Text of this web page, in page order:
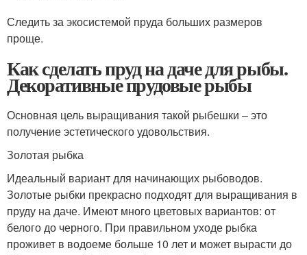
Следить за экосистемой пруда больших размеров
проще.
Как сделать пруд на даче для рыбы.
Декоративные прудовые рыбы
Основная цель выращивания такой рыбешки – это
получение эстетического удовольствия.
Золотая рыбка
Идеальный вариант для начинающих рыбоводов.
Золотые рыбки прекрасно подходят для выращивания в
пруду на даче. Имеют много цветовых вариантов: от
белого до черного. При правильном уходе рыбка
проживет в водоеме больше 10 лет и может вырасти до